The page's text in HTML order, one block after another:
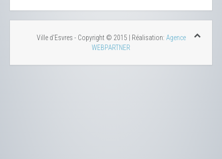
Ville d'Esvres - Copyright © 2015 | Réalisation: Agence
WEBPARTNER